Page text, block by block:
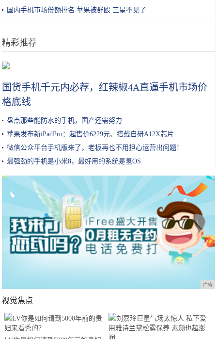
国内手机市场份额排名 苹果被群殴 三星不见了
精彩推荐
国货手机千元内必荐，红辣椒4A直逼手机市场价
格底线
盘点那些能防水的手机，国产还需努力
苹果发布新iPadPro：起售价6229元、搭载自研A12X芯片
微信公众平台手机版来了，老板再也不用担心运营出问题！
最强劲的手机是小米8，最好用的系统是氢OS
广告
视觉焦点